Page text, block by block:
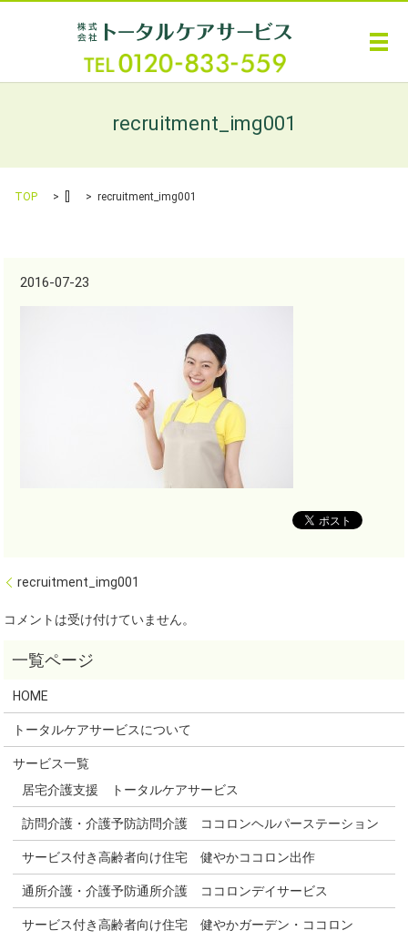
メ
recruitment_img001
TOP recruitment_img001
2016-07-23
recruitment_img001
コメントは受け付けていません。
HOME
トータルケアサービスについて
サービス一覧
居宅介護支援 トータルケアサービス
訪問介護・介護予防訪問介護 ココロンヘルパーステーション
サービス付き高齢者向け住宅 健やかココロン出作
通所介護・介護予防通所介護 ココロンデイサービス
サービス付き高齢者向け住宅 健やかガーデン・ココロン